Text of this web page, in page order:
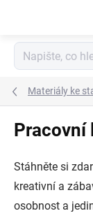
Materiály ke
Pracovní
Stáhněte si
kreativní a
osobnost a